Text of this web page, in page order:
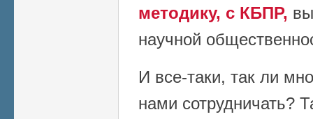
методику, с КБПР,
научной
И все-таки, так ли
нами сотрудничать?